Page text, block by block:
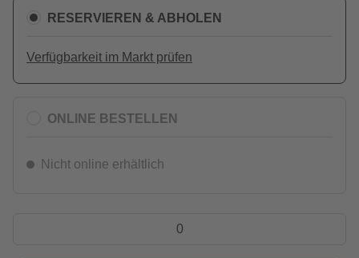
RESERVIEREN & ABHOLEN
Verfügbarkeit im Markt prüfen
ONLINE BESTELLEN
Nicht online erhältlich